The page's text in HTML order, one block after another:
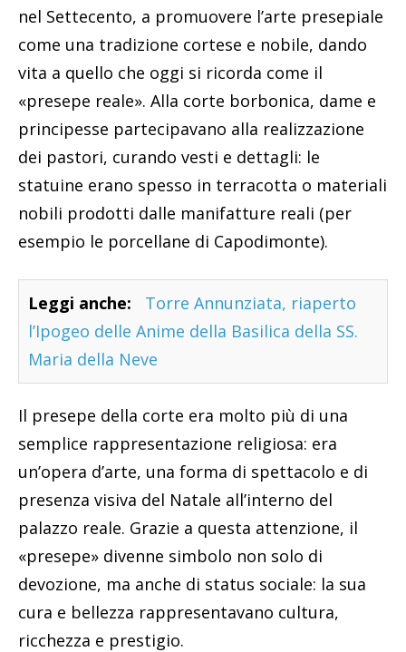
nel Settecento, a promuovere l’arte presepiale
come una tradizione cortese e nobile, dando
vita a quello che oggi si ricorda come il
«presepe reale». Alla corte borbonica, dame e
principesse partecipavano alla realizzazione
dei pastori, curando vesti e dettagli: le
statuine erano spesso in terracotta o materiali
nobili prodotti dalle manifatture reali (per
esempio le porcellane di Capodimonte).
Leggi anche:
Torre Annunziata, riaperto
l’Ipogeo delle Anime della Basilica della SS.
Maria della Neve
Il presepe della corte era molto più di una
semplice rappresentazione religiosa: era
un’opera d’arte, una forma di spettacolo e di
presenza visiva del Natale all’interno del
palazzo reale. Grazie a questa attenzione, il
«presepe» divenne simbolo non solo di
devozione, ma anche di status sociale: la sua
cura e bellezza rappresentavano cultura,
ricchezza e prestigio.